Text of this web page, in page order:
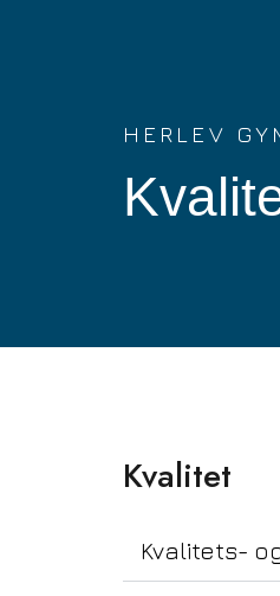
HERLEV
Kvalitet
Kvalitets-